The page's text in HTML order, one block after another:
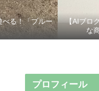
べる！「ブルー
【AIブロ
な
プロフィール